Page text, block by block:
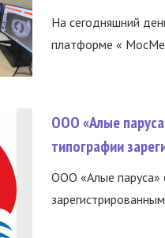
На сегодняшний
платформе «
ООО «Алые
типографии
ООО «Алые паруса»